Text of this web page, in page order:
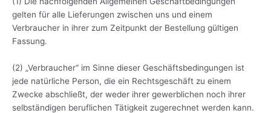
gelten für alle Lieferungen zwischen uns und einem
Verbraucher in ihrer zum Zeitpunkt der Bestellung gültigen
Fassung.
(2) „Verbraucher“ im Sinne dieser Geschäftsbedingungen ist
jede natürliche Person, die ein Rechtsgeschäft zu einem
Zwecke abschließt, der weder ihrer gewerblichen noch ihrer
selbständigen beruflichen Tätigkeit zugerechnet werden kann.